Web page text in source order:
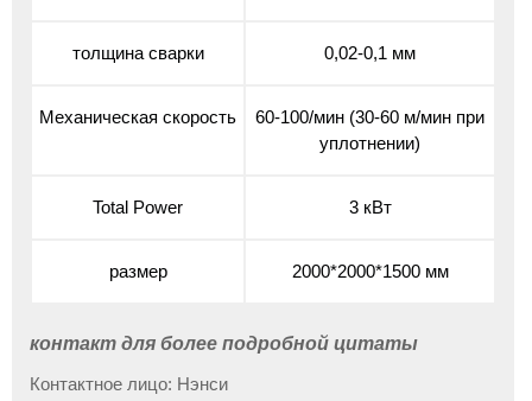
толщина сварки 0,02-0,1 мм
Механическая скорость
60-100/мин (30-60 м/мин при
уплотнении)
Total Power 3 кВт
размер 2000*2000*1500 мм
контакт для более подробной цитаты
Контактное лицо: Нэнси